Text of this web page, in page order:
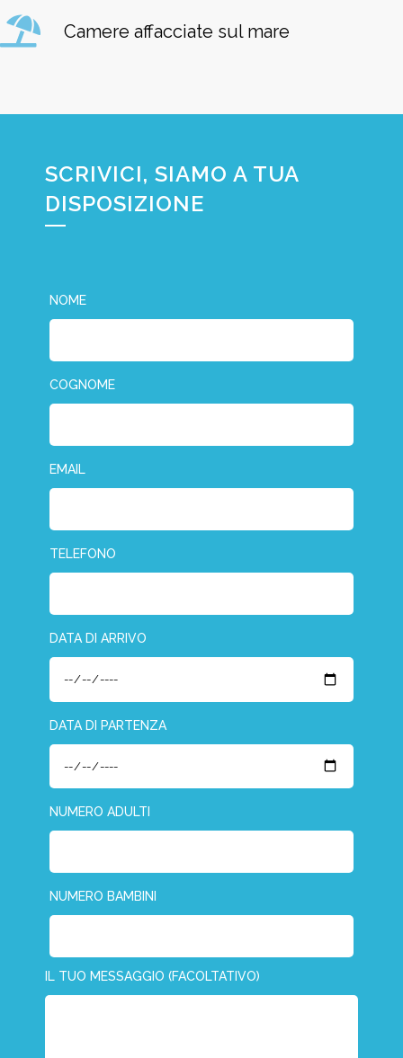
Camere affacciate sul mare
SCRIVICI, SIAMO A TUA
DISPOSIZIONE
NOME
COGNOME
EMAIL
TELEFONO
DATA DI ARRIVO
DATA DI PARTENZA
NUMERO ADULTI
NUMERO BAMBINI
IL TUO MESSAGGIO (FACOLTATIVO)